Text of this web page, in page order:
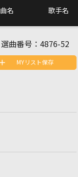
曲名 歌手名
選曲番号： 4876-52
MYリスト保存